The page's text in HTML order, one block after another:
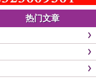
热门文章